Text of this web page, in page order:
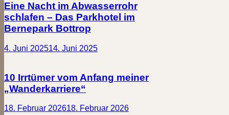
Eine Nacht im Abwasserrohr
schlafen – Das Parkhotel im
Bernepark Bottrop
4. Juni 202514. Juni 2025
10 Irrtümer vom Anfang meiner
„Wanderkarriere“
18. Februar 202618. Februar 2026